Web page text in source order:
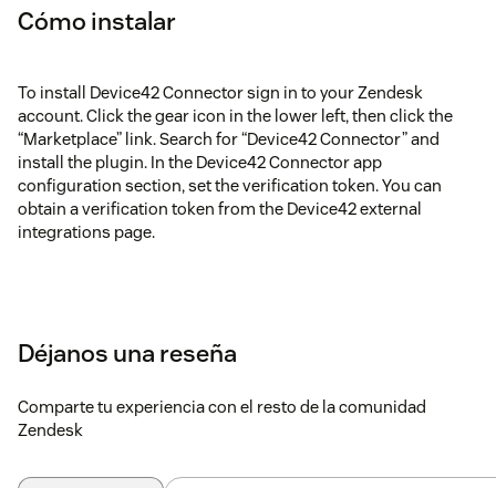
Cómo instalar
To install Device42 Connector sign in to your Zendesk
account. Click the gear icon in the lower left, then click the
“Marketplace” link. Search for “Device42 Connector” and
install the plugin. In the Device42 Connector app
configuration section, set the verification token. You can
obtain a verification token from the Device42 external
integrations page.
Déjanos una reseña
Comparte tu experiencia con el resto de la comunidad
Zendesk